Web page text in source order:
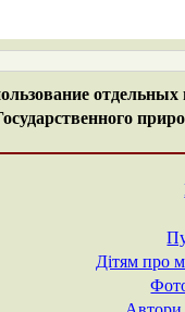
отдельных
Дітям про